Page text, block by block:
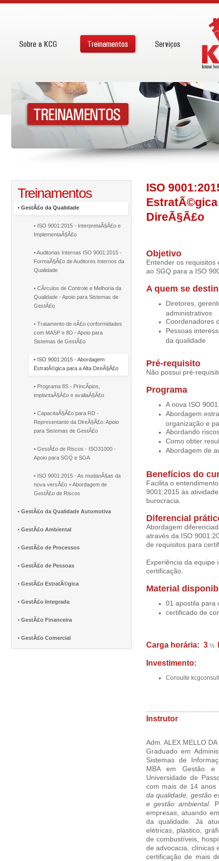
Treinamentos
• GestÃ£o da Qualidade
• ISO 9001:2015 - InterpretaÃ§Ã£o e
ImplementaÃ§Ã£o
• Auditorias Internas ISO 9001:2015 -
FormaÃ§Ã£o de Auditores Internos da
Qualidade
• CÃ­rculos de Controle e Melhoria da
Qualidade - Apoio para Sistemas de
GestÃ£o
• Tratamento de nÃ£o conformidades
com MASP e 8D - Apoio para
Sistemas de GestÃ£o
• ISO 9001:2015 - Abordagem
EstratÃ©gica para a Alta DireÃ§Ã£o
• Programa 8S - PrincÃ­pios,
implantaÃ§Ã£o e avaliaÃ§Ã£o
• CapacitaÃ§Ã£o para RD -
Representante da DireÃ§Ã£o: Apoio
para Sistemas de GestÃ£o
• GestÃ£o de Riscos - ISO31000 -
Apoio para SGQ e SGA
• ISO 9001:2015 - As mudanÃ§as da
nova versÃ£o + Abordagem de
GestÃ£o de Riscos
• GestÃ£o da Qualidade Automotiva
• GestÃ£o Ambiental
• GestÃ£o de Processos
• GestÃ£o de Pessoas
• GestÃ£o EstratÃ©gica
• GestÃ£o Integrada
• GestÃ£o Financeira
• GestÃ£o Comercial
ISO
DireÃ§Ã£o
Objetivo
Entender os requisitos
ao SGQ para a ISO
A quem se
Diretores,
administrativos
Coordenadores
Pessoas
da qualidade
Pré-requisito
Não possui pré-
Programa
A nova ISO
Abordagem
organização e
Abordando
Como obter
Abordagem de
Benefícios do
Facilita o
9001:2015 às
burocracia.
Diferencial
Abordagem
através da ISO
de requisitos para
Experiência da equipe
certificação.
Material
01 apostila para
certificado de
Carga horária: 3 ½
Investimento:
Consulte
Instrutor
Adm. ALEX MELLO DA
Graduado em
Sistemas de
MBA em Gestão e
Universidade de
com mais de 14
da qualidade, gestão
e gestão ambiental.
empresas, atuando
da qualidade. Já
elétricas, plástico,
de combustíveis,
de advocacia, clínicas
certificação de mais